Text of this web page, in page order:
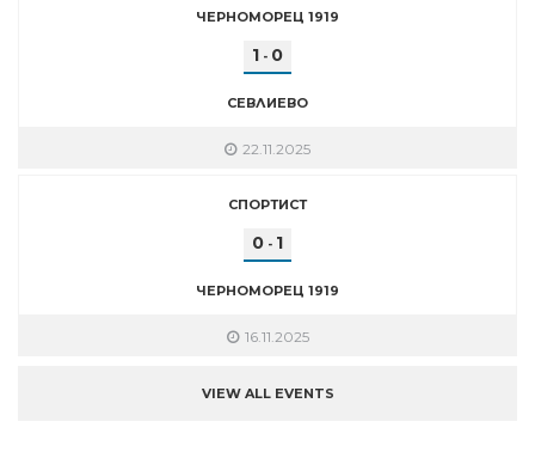
ЧЕРНОМОРЕЦ 1919
1 - 0
СЕВЛИЕВО
22.11.2025
СПОРТИСТ
0 - 1
ЧЕРНОМОРЕЦ 1919
16.11.2025
VIEW ALL EVENTS